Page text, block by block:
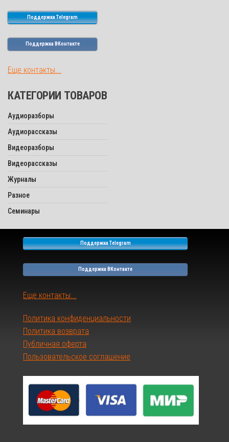
Поддержка Telegram
Поддержка ВКонтакте
Еще контакты...
КАТЕГОРИИ ТОВАРОВ
Аудиоразборы
Аудиорассказы
Видеоразборы
Видеорассказы
Журналы
Разное
Семинары
Поддержка Telegram
Поддержка ВКонтакте
Еще контакты...
Политика конфиденциальности
Политика возврата
Публичная оферта
Пользовательское соглашение